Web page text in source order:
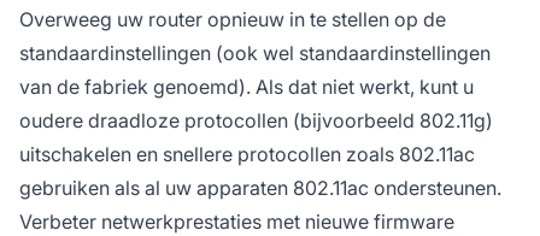
Overweeg uw router opnieuw in te stellen op de
standaardinstellingen (ook wel standaardinstellingen
van de fabriek genoemd). Als dat niet werkt, kunt u
oudere draadloze protocollen (bijvoorbeeld 802.11g)
uitschakelen en snellere protocollen zoals 802.11ac
gebruiken als al uw apparaten 802.11ac ondersteunen.
Verbeter netwerkprestaties met nieuwe firmware